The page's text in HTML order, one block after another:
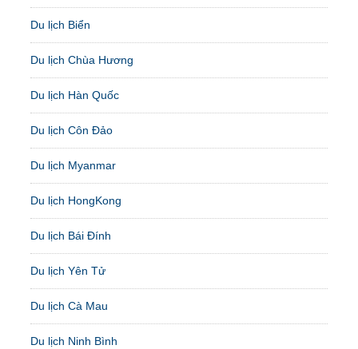
Du lịch Biển
Du lịch Chùa Hương
Du lịch Hàn Quốc
Du lịch Côn Đảo
Du lịch Myanmar
Du lịch HongKong
Du lịch Bái Đính
Du lịch Yên Tử
Du lịch Cà Mau
Du lịch Ninh Bình